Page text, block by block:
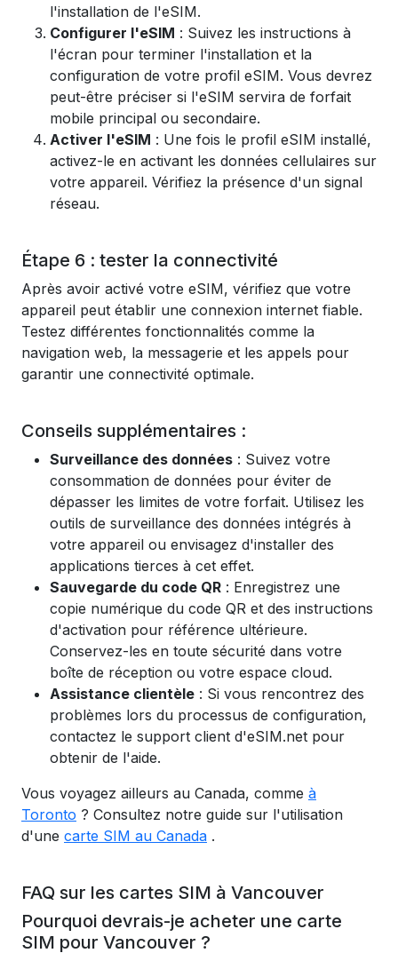
l'installation de l'eSIM.
Configurer l'eSIM : Suivez les instructions à
l'écran pour terminer l'installation et la
configuration de votre profil eSIM. Vous devrez
peut-être préciser si l'eSIM servira de forfait
mobile principal ou secondaire.
Activer l'eSIM : Une fois le profil eSIM installé,
activez-le en activant les données cellulaires sur
votre appareil. Vérifiez la présence d'un signal
réseau.
Étape 6 : tester la connectivité
Après avoir activé votre eSIM, vérifiez que votre
appareil peut établir une connexion internet fiable.
Testez différentes fonctionnalités comme la
navigation web, la messagerie et les appels pour
garantir une connectivité optimale.
Conseils supplémentaires :
Surveillance des données : Suivez votre
consommation de données pour éviter de
dépasser les limites de votre forfait. Utilisez les
outils de surveillance des données intégrés à
votre appareil ou envisagez d'installer des
applications tierces à cet effet.
Sauvegarde du code QR : Enregistrez une
copie numérique du code QR et des instructions
d'activation pour référence ultérieure.
Conservez-les en toute sécurité dans votre
boîte de réception ou votre espace cloud.
Assistance clientèle : Si vous rencontrez des
problèmes lors du processus de configuration,
contactez le support client d'eSIM.net pour
obtenir de l'aide.
Vous voyagez ailleurs au Canada, comme à
Toronto ? Consultez notre guide sur l'utilisation
d'une carte SIM au Canada .
FAQ sur les cartes SIM à Vancouver
Pourquoi devrais-je acheter une carte
SIM pour Vancouver ?